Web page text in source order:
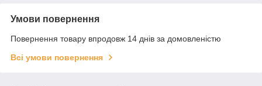
Умови повернення
Повернення товару впродовж 14 днів за домовленістю
Всі умови повернення